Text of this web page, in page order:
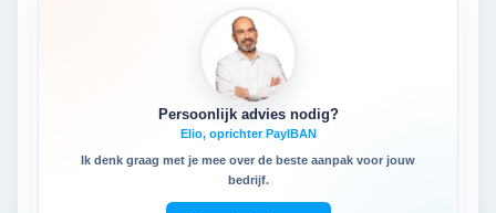
Persoonlijk advies nodig?
Elio, oprichter PayIBAN
Ik denk graag met je mee over de beste aanpak voor jouw
bedrijf.